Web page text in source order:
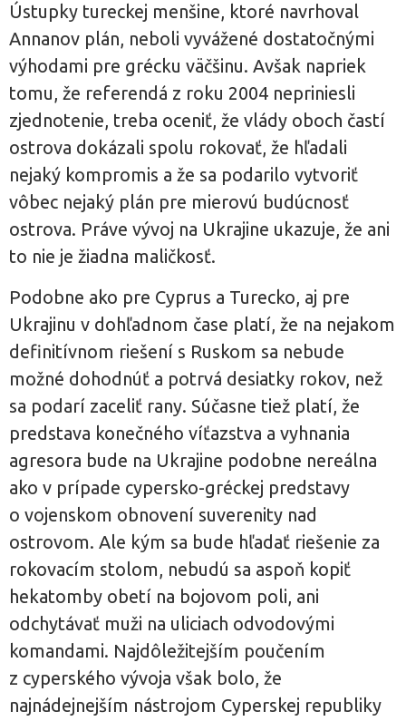
Ústupky tureckej menšine, ktoré navrhoval
Annanov plán, neboli vyvážené dostatočnými
výhodami pre grécku väčšinu. Avšak napriek
tomu, že referendá z roku 2004 nepriniesli
zjednotenie, treba oceniť, že vlády oboch častí
ostrova dokázali spolu rokovať, že hľadali
nejaký kompromis a že sa podarilo vytvoriť
vôbec nejaký plán pre mierovú budúcnosť
ostrova. Práve vývoj na Ukrajine ukazuje, že ani
to nie je žiadna maličkosť.
Podobne ako pre Cyprus a Turecko, aj pre
Ukrajinu v dohľadnom čase platí, že na nejakom
definitívnom riešení s Ruskom sa nebude
možné dohodnúť a potrvá desiatky rokov, než
sa podarí zaceliť rany. Súčasne tiež platí, že
predstava konečného víťazstva a vyhnania
agresora bude na Ukrajine podobne nereálna
ako v prípade cypersko-gréckej predstavy
o vojenskom obnovení suverenity nad
ostrovom. Ale kým sa bude hľadať riešenie za
rokovacím stolom, nebudú sa aspoň kopiť
hekatomby obetí na bojovom poli, ani
odchytávať muži na uliciach odvodovými
komandami. Najdôležitejším poučením
z cyperského vývoja však bolo, že
najnádejnejším nástrojom Cyperskej republiky